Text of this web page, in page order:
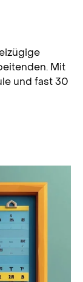
Mit
und fast 30